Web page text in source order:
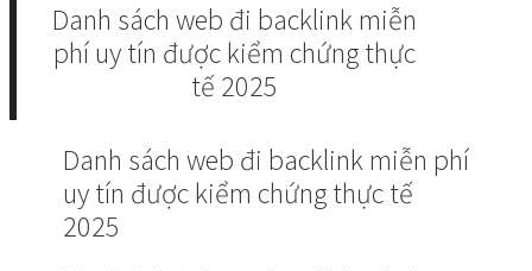
Danh sách web đi backlink miễn
phí uy tín được kiểm chứng thực
tế 2025
Danh sách web đi backlink miễn phí
uy tín được kiểm chứng thực tế
2025